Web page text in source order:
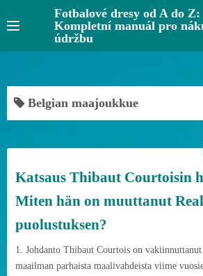
Fotbalové dresy od A do Z:
Kompletní manuál pro
údržbu
Belgian maajoukkue
Katsaus Thibaut Courtoisin
Miten hän on muuttanut
puolustuksen?
1. Johdanto Thibaut Courtois on vakiinnuttanut
maailman parhaista maalivahdeista viime